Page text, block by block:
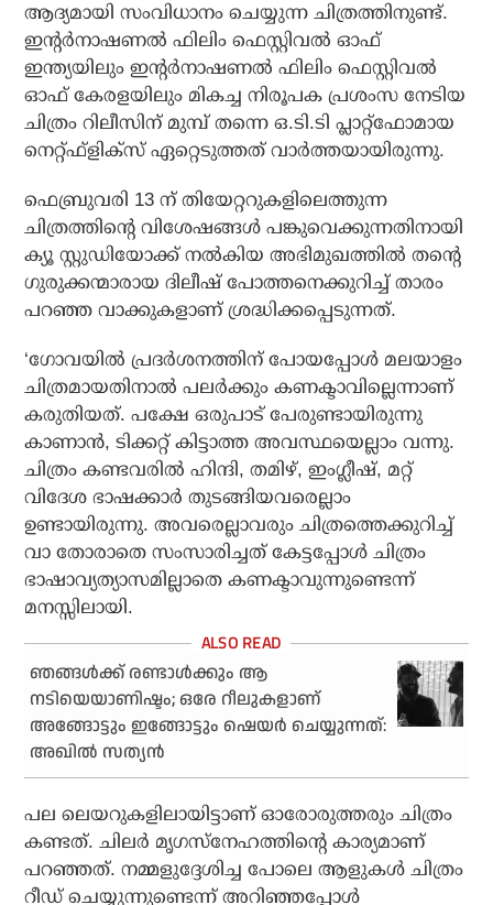
ആദ്യമായി സംവിധാനം ചെയ്യുന്ന ചിത്രത്തിനുണ്ട്.
ഇന്റര്‍നാഷണല്‍ ഫിലിം ഫെസ്റ്റിവല്‍ ഓഫ്
ഇന്ത്യയിലും ഇന്റര്‍നാഷണല്‍ ഫിലിം ഫെസ്റ്റിവല്‍
ഓഫ് കേരളയിലും മികച്ച നിരൂപക പ്രശംസ നേടിയ
ചിത്രം റിലീസിന് മുമ്പ് തന്നെ ഒ.ടി.ടി പ്ലാറ്റ്‌ഫോമായ
നെറ്റ്ഫ്‌ളിക്‌സ് ഏറ്റെടുത്തത് വാര്‍ത്തയായിരുന്നു.
ഫെബ്രുവരി 13 ന് തിയേറ്ററുകളിലെത്തുന്ന
ചിത്രത്തിന്റെ വിശേഷങ്ങള്‍ പങ്കുവെക്കുന്നതിനായി
ക്യൂ സ്റ്റുഡിയോക്ക് നല്‍കിയ അഭിമുഖത്തില്‍ തന്റെ
ഗുരുക്കന്മാരായ ദിലീഷ് പോത്തനെക്കുറിച്ച് താരം
പറഞ്ഞ വാക്കുകളാണ് ശ്രദ്ധിക്കപ്പെടുന്നത്.
‘ഗോവയില്‍ പ്രദര്‍ശനത്തിന് പോയപ്പോള്‍ മലയാളം
ചിത്രമായതിനാല്‍ പലര്‍ക്കും കണക്ടാവില്ലെന്നാണ്
കരുതിയത്. പക്ഷേ ഒരുപാട് പേരുണ്ടായിരുന്നു
കാണാന്‍, ടിക്കറ്റ് കിട്ടാത്ത അവസ്ഥയെല്ലാം വന്നു.
ചിത്രം കണ്ടവരില്‍ ഹിന്ദി, തമിഴ്, ഇംഗ്ലീഷ്, മറ്റ്
വിദേശ ഭാഷക്കാര്‍ തുടങ്ങിയവരെല്ലാം
ഉണ്ടായിരുന്നു. അവരെല്ലാവരും ചിത്രത്തെക്കുറിച്ച്
വാ തോരാതെ സംസാരിച്ചത് കേട്ടപ്പോള്‍ ചിത്രം
ഭാഷാവ്യത്യാസമില്ലാതെ കണക്ടാവുന്നുണ്ടെന്ന്
മനസ്സിലായി.
ഞങ്ങൾക്ക് രണ്ടാൾക്കും ആ
നടിയെയാണിഷ്ടം; ഒരേ റീലുകളാണ്
അങ്ങോട്ടും ഇങ്ങോട്ടും ഷെയർ ചെയ്യുന്നത്:
അഖിൽ സത്യൻ
പല ലെയറുകളിലായിട്ടാണ് ഓരോരുത്തരും ചിത്രം
കണ്ടത്. ചിലര്‍ മൃഗസ്‌നേഹത്തിന്റെ കാര്യമാണ്
പറഞ്ഞത്. നമ്മളുദ്ദേശിച്ച പോലെ ആളുകള്‍ ചിത്രം
റീഡ് ചെയ്യുന്നുണ്ടെന്ന് അറിഞ്ഞപ്പോള്‍